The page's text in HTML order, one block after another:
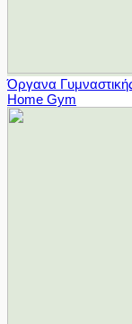
Όργανα
Home Gym